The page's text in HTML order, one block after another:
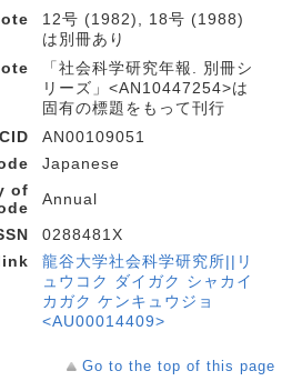
12号 (1982), 18号 (1988)
は別冊あり
「社会科学研究年報. 別冊シ
リーズ」<AN10447254>は
固有の標題をもって刊行
AN00109051
Japanese
of
Annual
0288481X
龍谷大学社会科学研究所||リ
ュウコク ダイガク シャカイ
カガク ケンキュウジョ
<AU00014409>
Go to the top of this page